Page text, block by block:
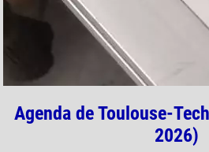
Agenda de Toulouse-
2026)